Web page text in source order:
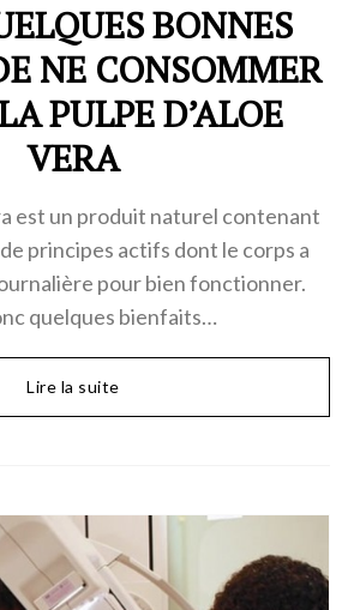
BONNES
NE CONSOMMER
PULPE D’ALOE
VERA
est un produit naturel contenant
principes actifs dont le corps a
pour bien fonctionner.
quelques bienfaits…
Lire la suite